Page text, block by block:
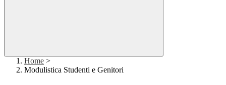
Home >
Modulistica Studenti e Genitori